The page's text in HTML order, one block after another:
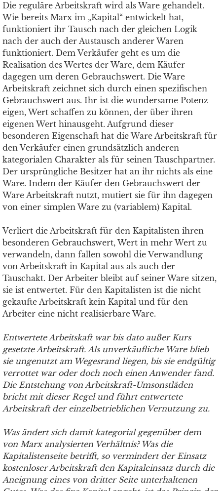
Die reguläre Arbeitskraft wird als Ware gehandelt.
Wie bereits Marx im „Kapital“ entwickelt hat,
funktioniert ihr Tausch nach der gleichen Logik
nach der auch der Austausch anderer Waren
funktioniert. Dem Verkäufer geht es um die
Realisation des Wertes der Ware, dem Käufer
dagegen um deren Gebrauchswert. Die Ware
Arbeitskraft zeichnet sich durch einen spezifischen
Gebrauchswert aus. Ihr ist die wundersame Potenz
eigen, Wert schaffen zu können, der über ihren
eigenen Wert hinausgeht. Aufgrund dieser
besonderen Eigenschaft hat die Ware Arbeitskraft für
den Verkäufer einen grundsätzlich anderen
kategorialen Charakter als für seinen Tauschpartner.
Der ursprüngliche Besitzer hat an ihr nichts als eine
Ware. Indem der Käufer den Gebrauchswert der
Ware Arbeitskraft nutzt, mutiert sie für ihn dagegen
von einer simplen Ware zu (variablem) Kapital.
Verliert die Arbeitskraft für den Kapitalisten ihren
besonderen Gebrauchswert, Wert in mehr Wert zu
verwandeln, dann fallen sowohl die Verwandlung
von Arbeitskraft in Kapital aus als auch der
Tauschakt. Der Arbeiter bleibt auf seiner Ware sitzen,
sie ist entwertet. Für den Kapitalisten ist die nicht
gekaufte Arbeitskraft kein Kapital und für den
Arbeiter eine nicht realisierbare Ware.
Entwertete Arbeitskaft war bis dato außer Kurs
gesetzte Arbeitskraft. Als unverkäufliche Ware blieb
sie ungenutzt am Wegesrand liegen, bis sie endgültig
verrottet war oder doch noch einen Anwender fand.
Die Entstehung von Arbeitskraft-Umsonstläden
bricht mit dieser Regel und führt entwertete
Arbeitskraft der einzelbetrieblichen Vernutzung zu.
Was ändert sich damit kategorial gegenüber dem
von Marx analysierten Verhältnis? Was die
Kapitalistenseite betrifft, so vermindert der Einsatz
kostenloser Arbeitskraft den Kapitaleinsatz durch die
Aneignung eines von dritter Seite unterhaltenen